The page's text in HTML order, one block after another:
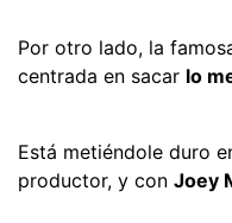
Por otro lado, la
centrada en sacar lo
Está metiéndole duro
productor, y con Joey